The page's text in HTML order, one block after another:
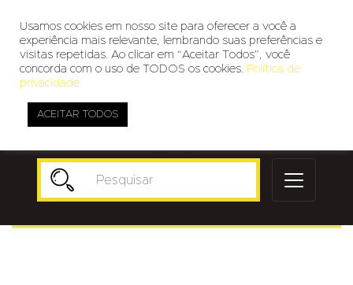
Usamos cookies em nosso site para oferecer a você a
experiência mais relevante, lembrando suas preferências e
visitas repetidas. Ao clicar em “Aceitar Todos”, você
concorda com o uso de TODOS os cookies. Política de
privacidade
ACEITAR TODOS